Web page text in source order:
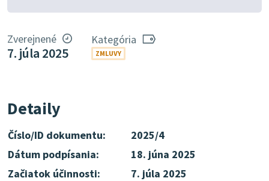
Zverejnené
7. júla 2025
Kategória
ZMLUVY
Detaily
Číslo/ID dokumentu:
2025/4
Dátum podpísania:
18. júna 2025
Začiatok účinnosti:
7. júla 2025